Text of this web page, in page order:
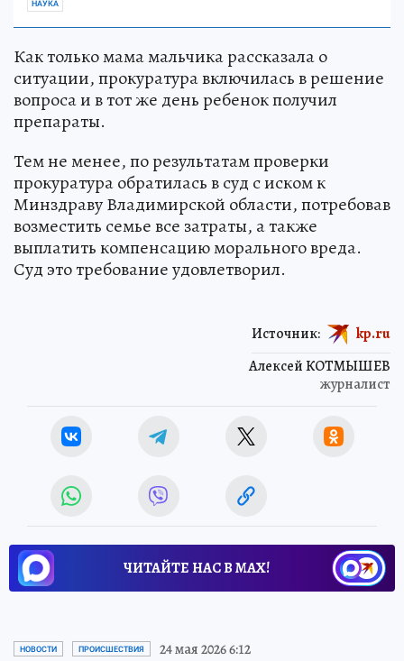
НАУКА
Как только мама мальчика рассказала о
ситуации, прокуратура включилась в решение
вопроса и в тот же день ребенок получил
препараты.
Тем не менее, по результатам проверки
прокуратура обратилась в суд с иском к
Минздраву Владимирской области, потребовав
возместить семье все затраты, а также
выплатить компенсацию морального вреда.
Суд это требование удовлетворил.
Алексей КОТМЫШЕВ
журналист
Источник: kp.ru
ЧИТАЙТЕ НАС В МАХ!
НОВОСТИ ПРОИСШЕСТВИЯ 24 мая 2026 6:12